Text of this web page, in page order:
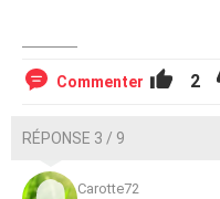
Commenter 2
RÉPONSE 3 / 9
Carotte72